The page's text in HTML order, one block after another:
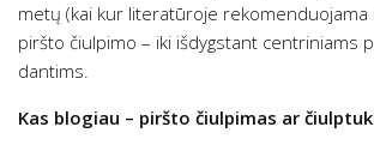
metų (kai kur literatūroje rekomenduojama
piršto čiulpimo – iki išdygstant centriniams
dantims.
Kas blogiau – piršto čiulpimas ar